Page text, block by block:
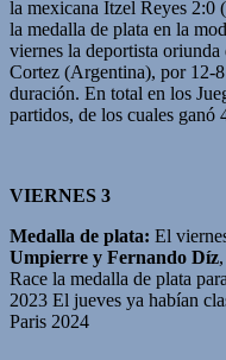
la mexicana Itzel Reyes 2:0
la medalla de plata en la
viernes la deportista
Cortez (Argentina), por 12-
duración. En total en los
partidos, de los cuales
VIERNES 3
Medalla de plata: El
Umpierre y Fernando Díz
Race la medalla de plata
2023 El jueves ya habían
Paris 2024